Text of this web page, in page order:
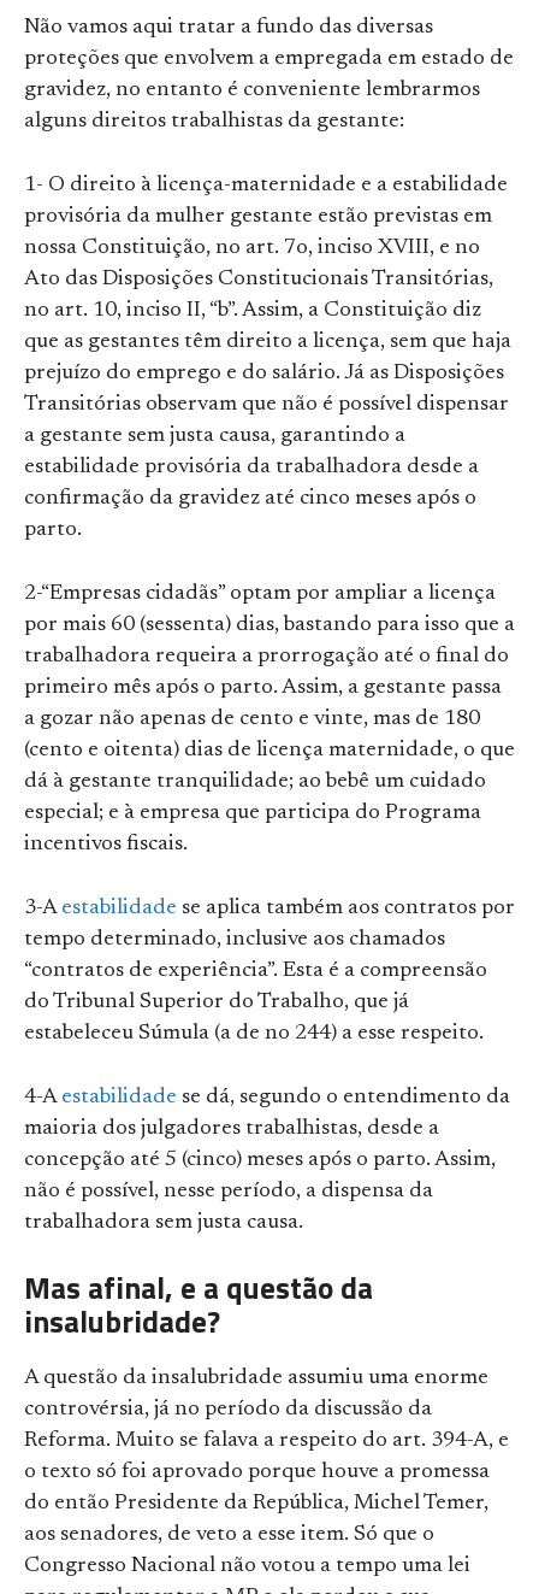
Não vamos aqui tratar a fundo das diversas
proteções que envolvem a empregada em estado de
gravidez, no entanto é conveniente lembrarmos
alguns direitos trabalhistas da gestante:
1- O direito à licença-maternidade e a estabilidade
provisória da mulher gestante estão previstas em
nossa Constituição, no art. 7o, inciso XVIII, e no
Ato das Disposições Constitucionais Transitórias,
no art. 10, inciso II, “b”. Assim, a Constituição diz
que as gestantes têm direito a licença, sem que haja
prejuízo do emprego e do salário. Já as Disposições
Transitórias observam que não é possível dispensar
a gestante sem justa causa, garantindo a
estabilidade provisória da trabalhadora desde a
confirmação da gravidez até cinco meses após o
parto.
2-“Empresas cidadãs” optam por ampliar a licença
por mais 60 (sessenta) dias, bastando para isso que a
trabalhadora requeira a prorrogação até o final do
primeiro mês após o parto. Assim, a gestante passa
a gozar não apenas de cento e vinte, mas de 180
(cento e oitenta) dias de licença maternidade, o que
dá à gestante tranquilidade; ao bebê um cuidado
especial; e à empresa que participa do Programa
incentivos fiscais.
3-A estabilidade se aplica também aos contratos por
tempo determinado, inclusive aos chamados
“contratos de experiência”. Esta é a compreensão
do Tribunal Superior do Trabalho, que já
estabeleceu Súmula (a de no 244) a esse respeito.
4-A estabilidade se dá, segundo o entendimento da
maioria dos julgadores trabalhistas, desde a
concepção até 5 (cinco) meses após o parto. Assim,
não é possível, nesse período, a dispensa da
trabalhadora sem justa causa.
Mas afinal, e a questão da
insalubridade?
A questão da insalubridade assumiu uma enorme
controvérsia, já no período da discussão da
Reforma. Muito se falava a respeito do art. 394-A, e
o texto só foi aprovado porque houve a promessa
do então Presidente da República, Michel Temer,
aos senadores, de veto a esse item. Só que o
Congresso Nacional não votou a tempo uma lei